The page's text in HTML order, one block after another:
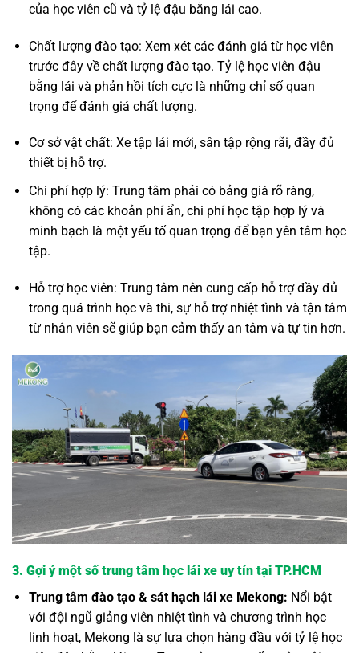
của học viên cũ và tỷ lệ đậu bằng lái cao.
Chất lượng đào tạo: Xem xét các đánh giá từ học viên
trước đây về chất lượng đào tạo. Tỷ lệ học viên đậu
bằng lái và phản hồi tích cực là những chỉ số quan
trọng để đánh giá chất lượng.
Cơ sở vật chất: Xe tập lái mới, sân tập rộng rãi, đầy đủ
thiết bị hỗ trợ.
Chi phí hợp lý: Trung tâm phải có bảng giá rõ ràng,
không có các khoản phí ẩn, chi phí học tập hợp lý và
minh bạch là một yếu tố quan trọng để bạn yên tâm học
tập.
Hỗ trợ học viên: Trung tâm nên cung cấp hỗ trợ đầy đủ
trong quá trình học và thi, sự hỗ trợ nhiệt tình và tận tâm
từ nhân viên sẽ giúp bạn cảm thấy an tâm và tự tin hơn.
3. Gợi ý một số trung tâm học lái xe uy tín tại TP.HCM
Trung tâm đào tạo & sát hạch lái xe Mekong: Nổi bật
với đội ngũ giảng viên nhiệt tình và chương trình học
linh hoạt, Mekong là sự lựa chọn hàng đầu với tỷ lệ học